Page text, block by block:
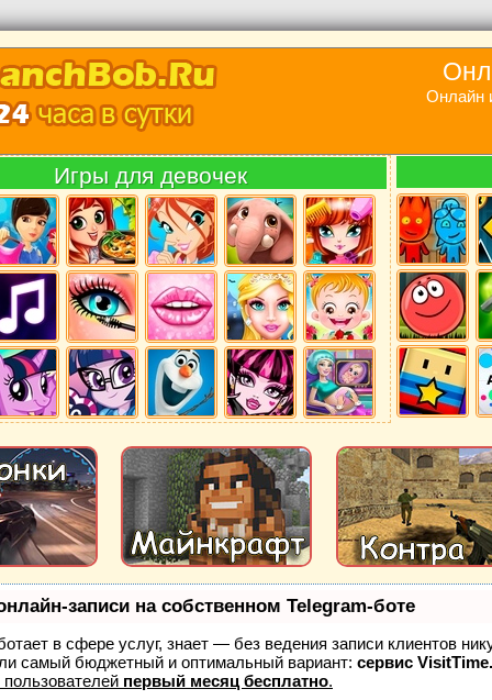
Онлайн
Игры для девочек
записи на собственном Telegram-боте
в сфере услуг, знает — без ведения записи клиентов
самый бюджетный и оптимальный вариант: сервис VisitTime.
первый месяц бесплатно.